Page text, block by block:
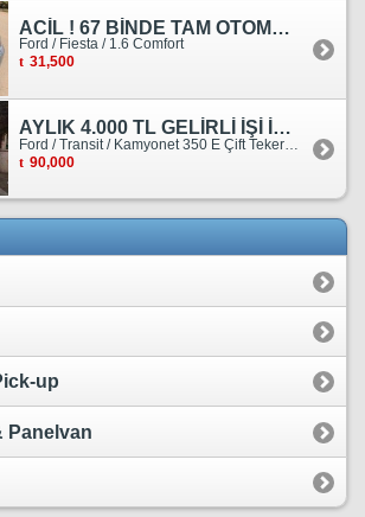
ACİL ! 67 BİNDE TAM OTOMATİK FORD FİESTA
Ford / Fiesta / 1.6 Comfort
31,500
AYLIK 4.000 TL GELİRLİ İŞİ İLE BİRLİKTE SATILIKTIR.
90,000
up
Panelvan